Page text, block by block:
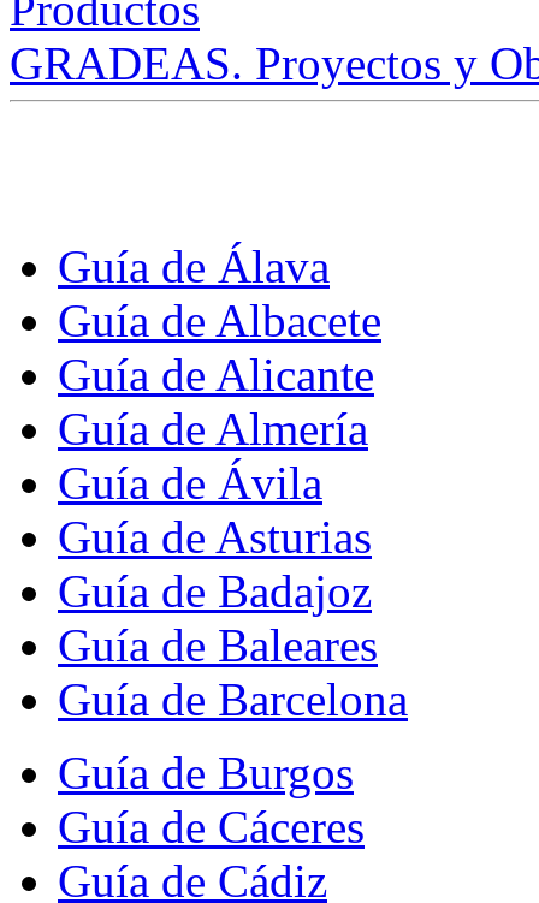
GRADEAS. Proyectos y
Guía de Álava
Guía de Albacete
Guía de Alicante
Guía de Almería
Guía de Ávila
Guía de Asturias
Guía de Badajoz
Guía de Baleares
Guía de Barcelona
Guía de Burgos
Guía de Cáceres
Guía de Cádiz